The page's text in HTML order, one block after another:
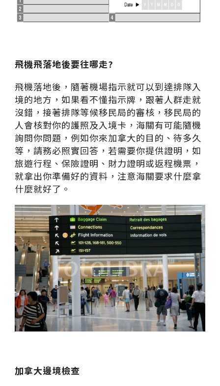
飛機飛落地後要往哪走?
飛機落地後，隨著機場指示就可以到達排隊入
境的地方，如果看不懂指示牌，跟著人群走就
沒錯，接著排隊等候移民局的審核，移民局的
人會核對你的護照及入境卡，海關有可能隨機
詢問你問題，例如你來加拿大的目的、待多久
等，請務必照實回答，若需要你提供證明，如
旅遊行程、保險證明、財力證明或返程機票，
就拿出你準備好的資料，注意海關要求什麼拿
什麼就好了。
加拿大邊境檢查